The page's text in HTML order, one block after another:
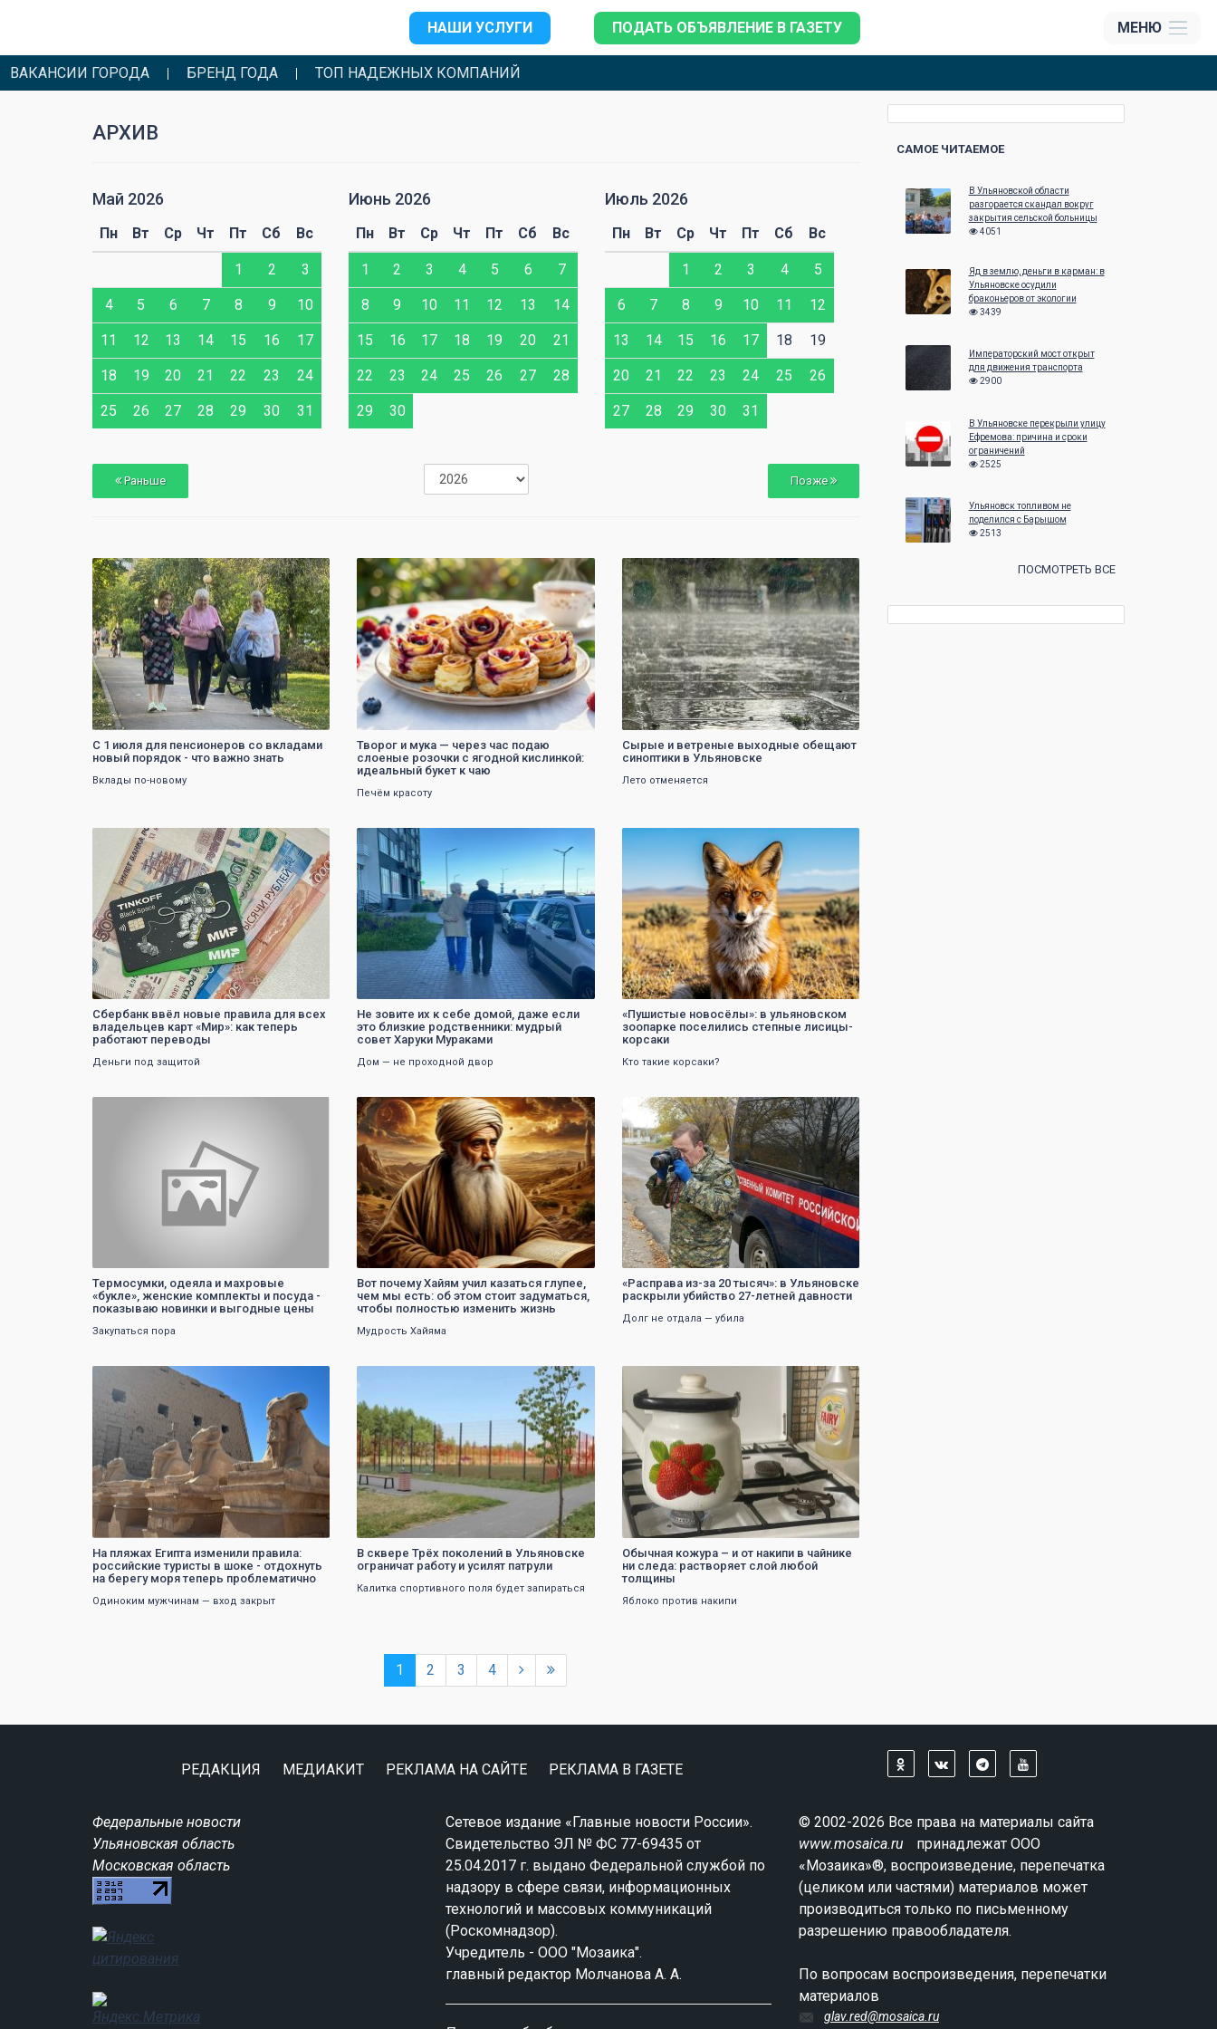
НАШИ УСЛУГИ ПОДАТЬ ОБЪЯВЛЕНИЕ В ГАЗЕТУ МЕНЮ
ВАКАНСИИ ГОРОДА БРЕНД ГОДА ТОП НАДЕЖНЫХ КОМПАНИЙ
АРХИВ
Май 2026
Пн Вт Ср Чт Пт Сб Вс
1 2 3
4 5 6 7 8 9 10
11 12 13 14 15 16 17
18 19 20 21 22 23 24
25 26 27 28 29 30 31
Июнь 2026
Пн Вт Ср Чт Пт Сб Вс
1 2 3 4 5 6 7
8 9 10 11 12 13 14
15 16 17 18 19 20 21
22 23 24 25 26 27 28
29 30
Июль 2026
Пн Вт Ср Чт Пт Сб Вс
1 2 3 4 5
6 7 8 9 10 11 12
13 14 15 16 17 18 19
20 21 22 23 24 25 26
27 28 29 30 31
Август 2026
Вт Ср Чт Пт
1 2
4 5 6 7 8 9
19 20 21 22 23
Раньше Позже
0
С 1 июля для пенсионеров со вкладами
новый порядок - что важно знать
Вклады по-новому
0
Творог и мука — через час подаю
слоеные розочки с ягодной кислинкой:
идеальный букет к чаю
Печём красоту
0
Сырые и ветреные выходные обещают
синоптики в Ульяновске
Лето отменяется
0
Сбербанк ввёл новые правила для всех
владельцев карт «Мир»: как теперь
работают переводы
Деньги под защитой
Не зовите их к себе домой, даже если
это близкие родственники: мудрый
совет Харуки Мураками
Дом — не проходной двор
«Пушистые новосёлы»: в ульяновском
зоопарке поселились степные лисицы-
корсаки
Кто такие корсаки?
Термосумки, одеяла и махровые
«букле», женские комплекты и посуда -
показываю новинки и выгодные цены
Закупаться пора
0
Вот почему Хайям учил казаться глупее,
чем мы есть: об этом стоит задуматься,
чтобы полностью изменить жизнь
Мудрость Хайяма
0
«Расправа из-за 20 тысяч»: в Ульяновске
раскрыли убийство 27-летней давности
Долг не отдала — убила
На пляжах Египта изменили правила:
российские туристы в шоке - отдохнуть
на берегу моря теперь проблематично
Одиноким мужчинам — вход закрыт
В сквере Трёх поколений в Ульяновске
ограничат работу и усилят патрули
Калитка спортивного поля будет запираться
Обычная кожура – и от накипи в чайнике
ни следа: растворяет слой любой
толщины
Яблоко против накипи
1 2 3 4
САМОЕ ЧИТАЕМОЕ
В Ульяновской области
разгорается скандал вокруг
закрытия сельской больницы
4051
Яд в землю, деньги в карман: в
Ульяновске осудили
браконьеров от экологии
3439
Императорский мост открыт
для движения транспорта
2900
В Ульяновске перекрыли улицу
Ефремова: причина и сроки
ограничений
2525
Ульяновск топливом не
поделился с Барышом
2513
ПОСМОТРЕТЬ ВСЕ
РЕДАКЦИЯ МЕДИАКИТ РЕКЛАМА НА САЙТЕ РЕКЛАМА В ГАЗЕТЕ
Федеральные новости
Ульяновская область
Московская область
Сетевое издание «Главные новости России».
Свидетельство ЭЛ № ФС 77-69435 от
25.04.2017 г. выдано Федеральной службой по
надзору в сфере связи, информационных
технологий и массовых коммуникаций
(Роскомнадзор).
Учредитель - ООО "Мозаика".
главный редактор Молчанова А. А.
© 2002-2026 Все права на материалы сайта
www.mosaica.ru
принадлежат ООО
«Мозаика»®, воспроизведение, перепечатка
(целиком или частями) материалов может
производиться только по письменному
разрешению правообладателя.
По вопросам воспроизведения, перепечатки
материалов
glav.red@mosaica.ru